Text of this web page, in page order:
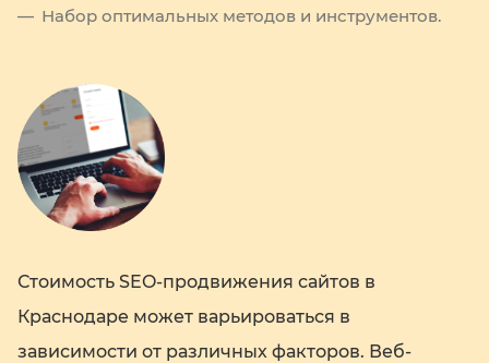
Набор оптимальных методов и инструментов.
Стоимость SEO-продвижения сайтов в
Краснодаре может варьироваться в
зависимости от различных факторов. Веб-